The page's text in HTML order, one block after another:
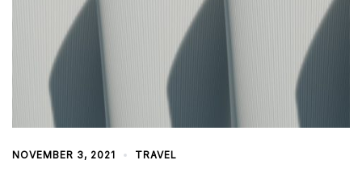
NOVEMBER 3, 2021 TRAVEL